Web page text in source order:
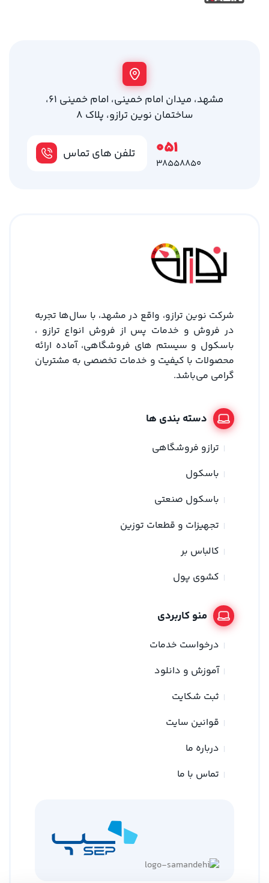
مشهد، میدان امام خمینی، امام خمینی 61،
ساختمان نوین ترازو، پلاک 8
تلفن های تماس 051
38558850
شرکت نوین ترازو، واقع در مشهد، با سال‌ها تجربه
در فروش و خدمات پس از فروش انواع ترازو ،
باسکول و سیستم های فروشگاهی، آماده ارائه
محصولات با کیفیت و خدمات تخصصی به مشتریان
گرامی می‌باشد.
دسته بندی ها
ترازو فروشگاهی
باسکول
باسکول صنعتی
تجهیزات و قطعات توزین
کالباس بر
کشوی پول
منو کاربردی
درخواست خدمات
آموزش و دانلود
ثبت شکایت
قوانین سایت
درباره ما
تماس با ما